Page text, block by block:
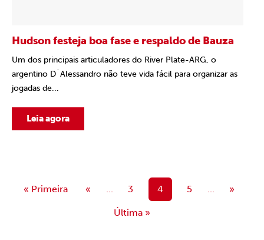
Hudson festeja boa fase e respaldo de Bauza
Um dos principais articuladores do River Plate-ARG, o
argentino D´Alessandro não teve vida fácil para organizar as
jogadas de...
Leia agora
« Primeira « ... 3 4 5 ... »
Última »